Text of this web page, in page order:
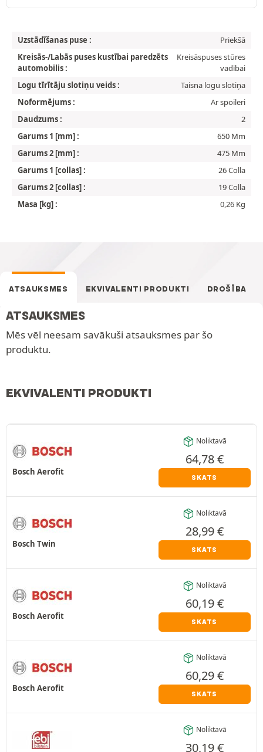
Uzstādīšanas puse :
Priekšā
Kreisās-/Labās puses kustībai paredzēts
automobilis :
Kreisāspuses stūres
vadībai
Logu tīrītāju slotiņu veids :
Taisna logu slotiņa
Noformējums :
Ar spoileri
Daudzums :
2
Garums 1 [mm] :
650 Mm
Garums 2 [mm] :
475 Mm
Garums 1 [collas] :
26 Colla
Garums 2 [collas] :
19 Colla
Masa [kg] :
0,26 Kg
ATSAUKSMES EKVIVALENTI PRODUKTI DROŠĪBA
ATSAUKSMES
Mēs vēl neesam savākuši atsauksmes par šo
produktu.
EKVIVALENTI PRODUKTI
Bosch Aerofit
Noliktavā
64,78€
SKATS
Bosch Twin
Noliktavā
28,99€
SKATS
Bosch Aerofit
Noliktavā
60,19€
SKATS
Bosch Aerofit
Noliktavā
60,29€
SKATS
Noliktavā
30,19€